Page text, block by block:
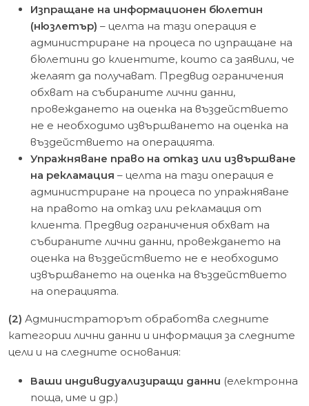
Изпращане на информационен бюлетин
(нюзлетър) – целта на тази операция е
администриране на процеса по изпращане на
бюлетини до клиентите, които са заявили, че
желаят да получават. Предвид ограничения
обхват на събираните лични данни,
провеждането на оценка на въздействието
не е необходимо извършването на оценка на
въздействието на операцията.
Упражняване право на отказ или извършване
на рекламация – целта на тази операция е
администриране на процеса по упражняване
на правото на отказ или рекламация от
клиента. Предвид ограничения обхват на
събираните лични данни, провеждането на
оценка на въздействието не е необходимо
извършването на оценка на въздействието
на операцията.
(2) Администраторът обработва следните
категории лични данни и информация за следните
цели и на следните основания:
Ваши индивидуализиращи данни (електронна
поща, име и др.)